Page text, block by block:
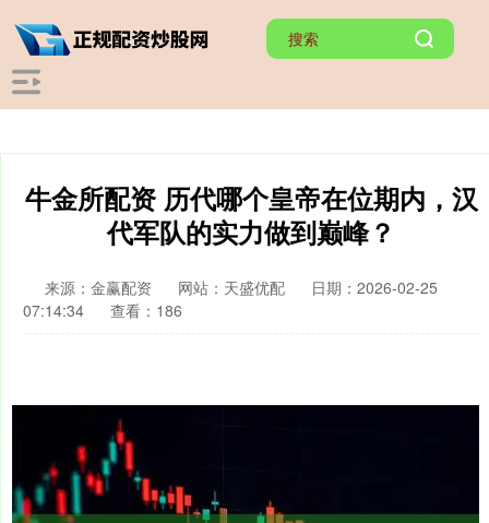
牛金所配资 历代哪个皇帝在位期内，汉
代军队的实力做到巅峰？
来源：金赢配资 网站：天盛优配
日期：2026-02-25
07:14:34
查看：186